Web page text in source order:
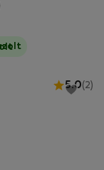
5.0(2)